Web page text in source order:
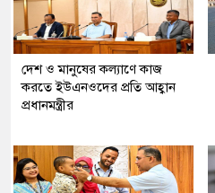
দেশ ও মানুষের কল্যাণে কাজ
করতে ইউএনওদের প্রতি আহ্বান
প্রধানমন্ত্রীর